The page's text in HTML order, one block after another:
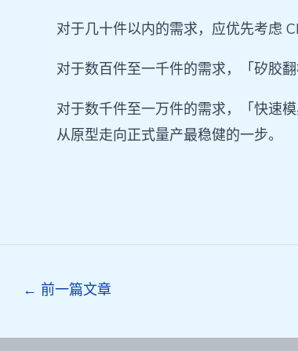
对于几十件以内的需求，应优先考虑
对于数百件至一千件的需求，「矽胶
对于数千件至一万件的需求，「快速
从原型走向正式量产最稳健的一步。
← 前一篇文章